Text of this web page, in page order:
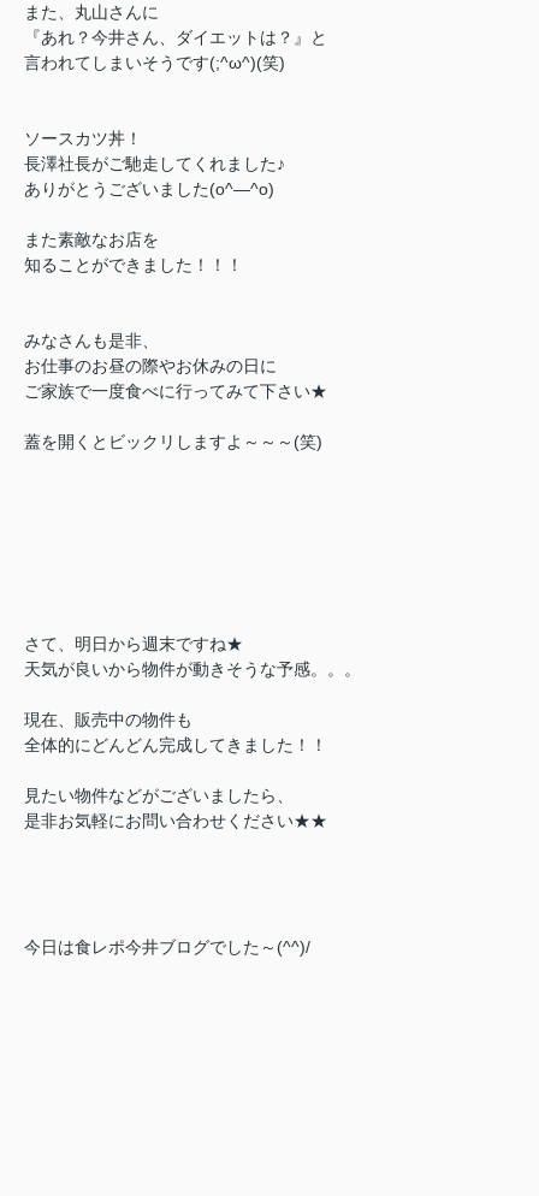
また、丸山さんに
『あれ？今井さん、ダイエットは？』と
言われてしまいそうです(;^ω^)(笑)
ソースカツ丼！
長澤社長がご馳走してくれました♪
ありがとうございました(o^―^o)
また素敵なお店を
知ることができました！！！
みなさんも是非、
お仕事のお昼の際やお休みの日に
ご家族で一度食べに行ってみて下さい★
蓋を開くとビックリしますよ～～～(笑)
さて、明日から週末ですね★
天気が良いから物件が動きそうな予感。。。
現在、販売中の物件も
全体的にどんどん完成してきました！！
見たい物件などがございましたら、
是非お気軽にお問い合わせください★★
今日は食レポ今井ブログでした～(^^)/